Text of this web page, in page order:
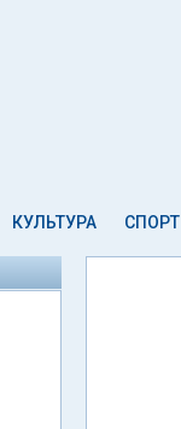
КУЛЬТУРА СПОРТ